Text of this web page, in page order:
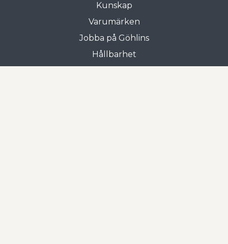
Kunskap
Varumärken
Jobba på Göhlins
Hållbarhet